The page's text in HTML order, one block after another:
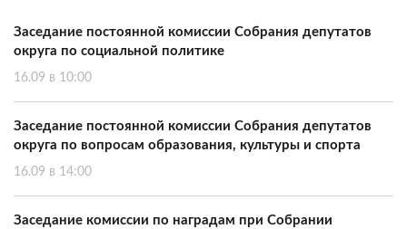
Заседание постоянной комиссии Собрания депутатов
округа по социальной политике
16.09 в 10:00
Заседание постоянной комиссии Собрания депутатов
округа по вопросам образования, культуры и спорта
16.09 в 14:00
Заседание комиссии по наградам при Собрании